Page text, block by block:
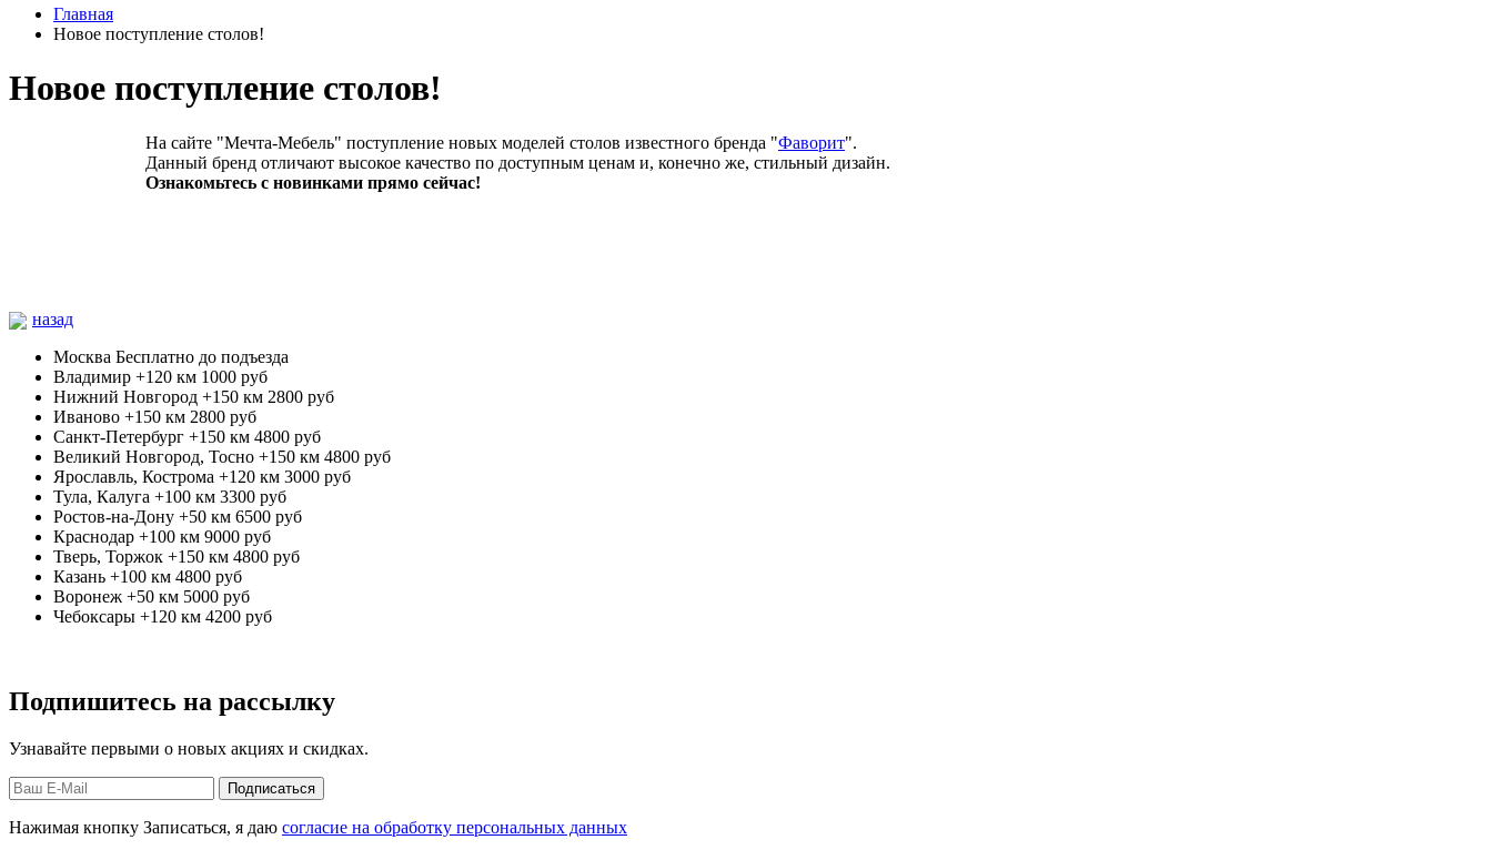
Главная
Новое поступление столов!
Новое поступление столов!
На сайте "Мечта-Мебель" поступление новых моделей столов известного бренда "Фаворит".
Данный бренд отличают высокое качество по доступным ценам и, конечно же, стильный дизайн.
Ознакомьтесь с новинками прямо сейчас!
назад
Москва Бесплатно до подъезда
Владимир +120 км 1000 руб
Нижний Новгород +150 км 2800 руб
Иваново +150 км 2800 руб
Санкт-Петербург +150 км 4800 руб
Великий Новгород, Тосно +150 км 4800 руб
Ярославль, Кострома +120 км 3000 руб
Тула, Калуга +100 км 3300 руб
Ростов-на-Дону +50 км 6500 руб
Краснодар +100 км 9000 руб
Тверь, Торжок +150 км 4800 руб
Казань +100 км 4800 руб
Воронеж +50 км 5000 руб
Чебоксары +120 км 4200 руб
Подпишитесь на рассылку
Узнавайте первыми о новых акциях и скидках.
Нажимая кнопку Записаться, я даю согласие на обработку персональных данных